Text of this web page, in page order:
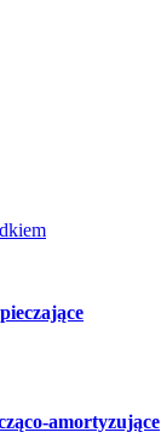
amortyzujące